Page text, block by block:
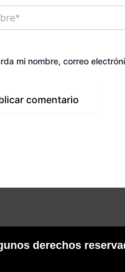
mi nombre, correo
derechos